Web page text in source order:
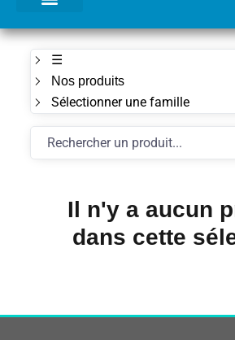
☰
Nos produits
Sélectionner une famille
Il n'y a aucun
dans cette